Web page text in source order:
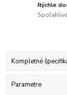
Rýchle
Kompletné
Parametre